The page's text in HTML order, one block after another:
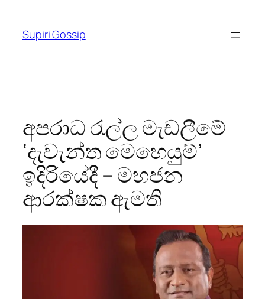
content
Supiri Gossip
අපරාධ රැල්ල මැඩලීමේ
‘දැවැන්ත මෙහෙයුම්’
ඉදිරියේදී – මහජන
ආරක්ෂක ඇමති